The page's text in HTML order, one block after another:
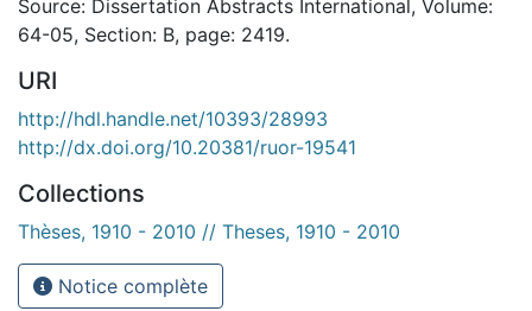
Source: Dissertation Abstracts International, Volume:
64-05, Section: B, page: 2419.
URI
http://hdl.handle.net/10393/28993
http://dx.doi.org/10.20381/ruor-19541
Collections
Thèses, 1910 - 2010 // Theses, 1910 - 2010
Notice complète